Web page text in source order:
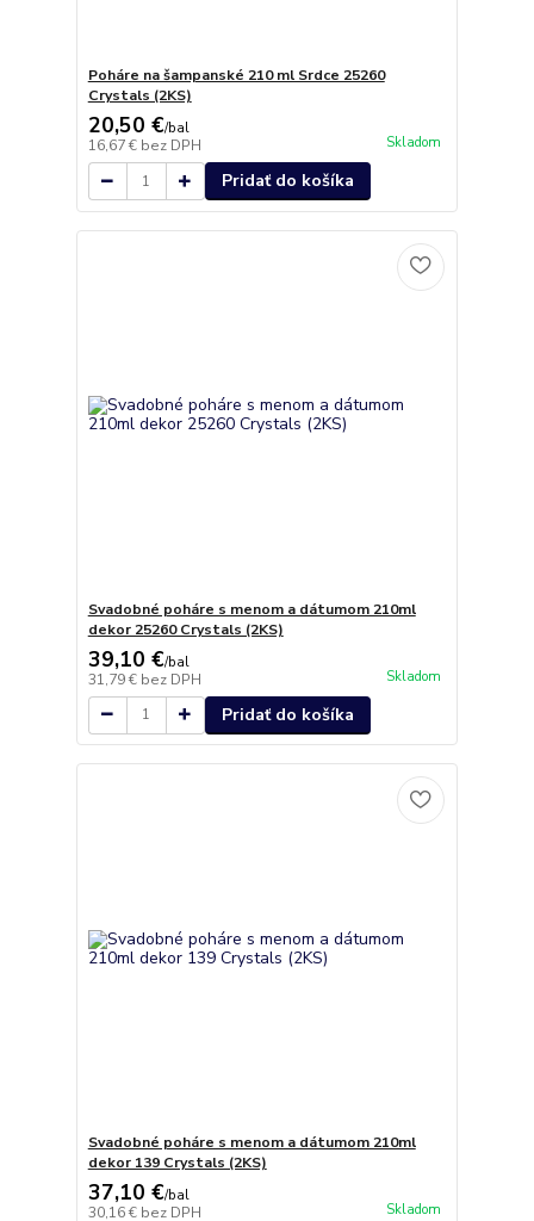
Poháre na šampanské 210 ml Srdce 25260
Crystals (2KS)
20,50 €/bal
16,67 € bez DPH Skladom
Pridať do košíka
Svadobné poháre s menom a dátumom 210ml
dekor 25260 Crystals (2KS)
39,10 €/bal
31,79 € bez DPH Skladom
Pridať do košíka
Svadobné poháre s menom a dátumom 210ml
dekor 139 Crystals (2KS)
37,10 €/bal
30,16 € bez DPH Skladom